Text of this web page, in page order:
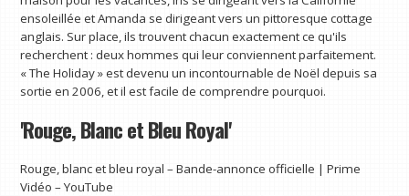
ensoleillée et Amanda se dirigeant vers un pittoresque cottage
anglais. Sur place, ils trouvent chacun exactement ce qu'ils
recherchent : deux hommes qui leur conviennent parfaitement.
« The Holiday » est devenu un incontournable de Noël depuis sa
sortie en 2006, et il est facile de comprendre pourquoi.
'Rouge, Blanc et Bleu Royal'
Rouge, blanc et bleu royal – Bande-annonce officielle | Prime
Vidéo – YouTube